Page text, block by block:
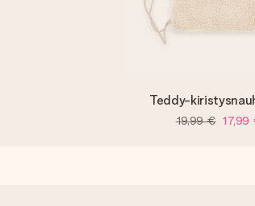
Teddy-
19,99 € 17,99